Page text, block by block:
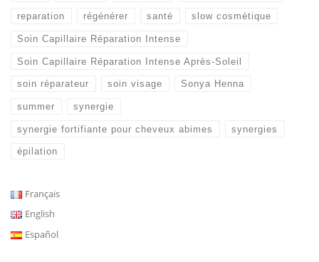
reparation régénérer santé slow cosmétique
Soin Capillaire Réparation Intense
Soin Capillaire Réparation Intense Après-Soleil
soin réparateur soin visage Sonya Henna
summer synergie
synergie fortifiante pour cheveux abimes synergies
épilation
Français
English
Español